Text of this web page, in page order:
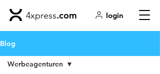
4xpress.com login
Blog
Werbeagenturen